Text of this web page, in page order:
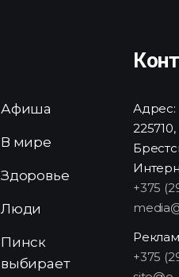
Афиша
В мире
Здоровье
Люди
Пинск
выбирает
Адрес:
+375
+375